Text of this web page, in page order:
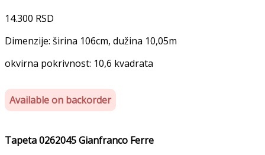
14.300 RSD
Dimenzije: širina 106cm, dužina 10,05m
okvirna pokrivnost: 10,6 kvadrata
Available on backorder
Tapeta 0262045 Gianfranco Ferre